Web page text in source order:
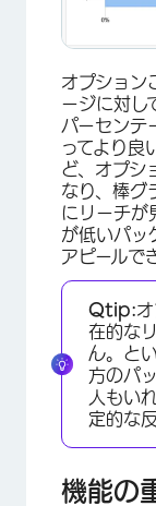
オプション
ージに対し
パーセンテ
ってより良
ど、オプシ
なり、棒グ
にリーチが
が低いパッ
アピールで
Qtip:
在的な
ん。と
方のパ
人もい
定的な
機能の